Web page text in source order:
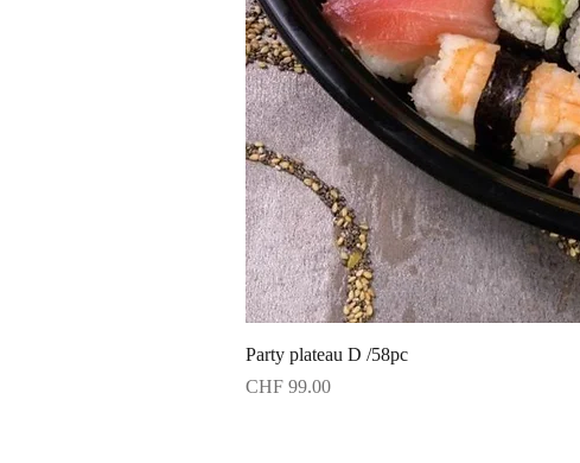
Party plateau D /58pc
Price
CHF 99.00